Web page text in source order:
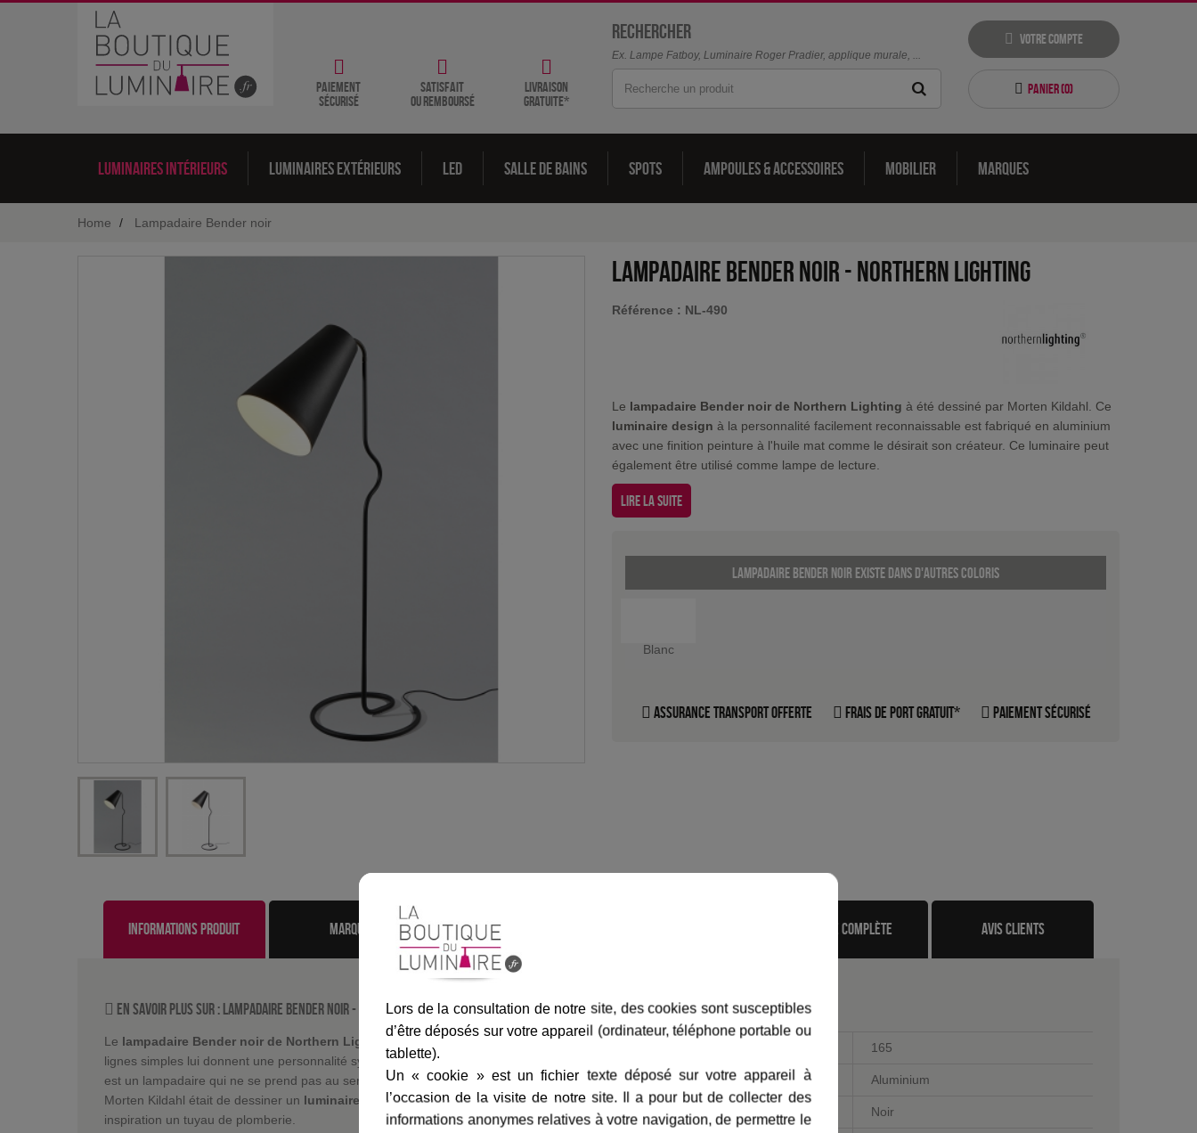
Paiement
sécurisé
satisfait
ou remboursé
livraison
gratuite*
Rechercher
Ex. Lampe Fatboy, Luminaire Roger Pradier, applique murale, ...
Votre compte
Panier (0)
Luminaires intérieurs Luminaires extérieurs LED Salle de bains Spots Ampoules & accessoires Mobilier Marques
Home Lampadaire Bender noir
Lampadaire Bender noir - Northern Lighting
Référence : NL-490
Le lampadaire Bender noir de Northern Lighting à été dessiné par Morten Kildahl. Ce
luminaire design à la personnalité facilement reconnaissable est fabriqué en aluminium
avec une finition peinture à l'huile mat comme le désirait son créateur. Ce luminaire peut
également être utilisé comme lampe de lecture.
Lire la suite
Lampadaire Bender noir existe dans d'autres coloris
Blanc
Assurance transport offerte Frais de port gratuit* Paiement sécurisé
Informations produit marque Designer gamme complète avis clients
En savoir plus sur : Lampadaire Bender noir - Northern Lighting
Le lampadaire Bender noir de Northern Lighting
existe également en blanc. Ces
lignes simples lui donnent une personnalité sympathique dotée d'humour, le Bender
est un lampadaire qui ne se prend pas au serieux. Au début du projet, le but de
Morten Kildahl était de dessiner un luminaire design, dépouillé avec comme
inspiration un tuyau de plomberie.
Fiche technique
165
Matière : Aluminium
Finition / couleur : Noir
Lors de la consultation de notre site, des cookies sont susceptibles
d’être déposés sur votre appareil (ordinateur, téléphone portable ou
tablette).
Un « cookie » est un fichier texte déposé sur votre appareil à
l’occasion de la visite de notre site. Il a pour but de collecter des
informations anonymes relatives à votre navigation, de permettre le